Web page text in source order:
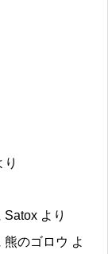
り
Satox より
熊のゴロウ よ